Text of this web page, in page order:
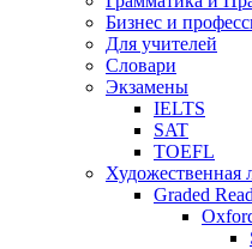
Бизнес и
Для учителей
Словари
Экзамены
IELTS
SAT
TOEFL
Художественная
Graded